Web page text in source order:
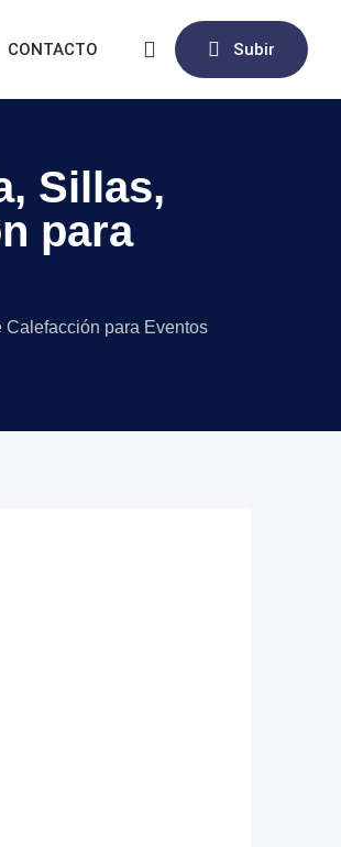
Subir
CONTACTO
Sillas,
para
Calefacción para Eventos